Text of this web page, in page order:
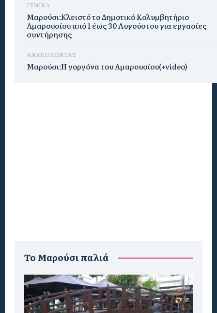
ΓΕΝΙΚΑ
Μαρούσι:Κλειστό το Δημοτικό Κολυμβητήριο
Αμαρουσίου από 1 έως 30 Αυγούστου για εργασίες
συντήρησης
ΑΝΑΠΟΛΩΝΤΑΣ
Μαρούσι:H γοργόνα του Αμαρουσίου(+video)
To Μαρούσι παλιά